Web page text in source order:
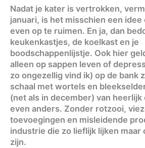
Nadat je kater is vertrokken,
januari, is het misschien een idee
even op te ruimen. En ja, dan
keukenkastjes, de koelkast en je
boodschappenlijstje. Ook hier
alleen op sappen leven of
zo ongezellig vind ik) op de bank
schaal met wortels en
(net als in december) van heerlijk
even anders. Zonder rotzooi,
toevoegingen en misleidende
industrie die zo lieflijk lijken maar
zijn.